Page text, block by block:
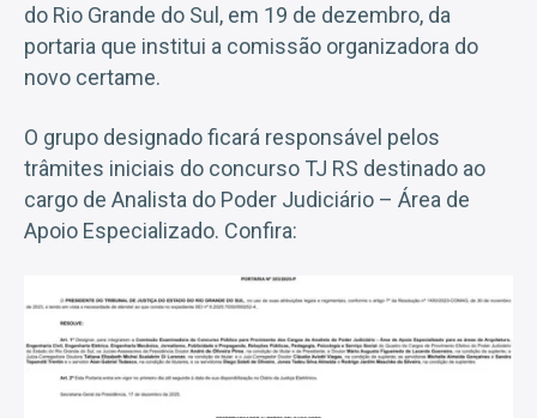
do Rio Grande do Sul, em 19 de dezembro, da
portaria que institui a comissão organizadora do
novo certame.
O grupo designado ficará responsável pelos
trâmites iniciais do concurso TJ RS destinado ao
cargo de Analista do Poder Judiciário – Área de
Apoio Especializado. Confira: